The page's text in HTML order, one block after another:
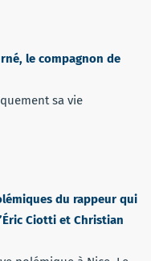
le compagnon de
sa vie
du rappeur qui
Ciotti et Christian